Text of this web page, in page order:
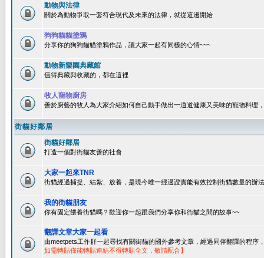
動物與法律
關於為動物爭取一套符合現代及未來的法律，就從這邊開始
狗狗貓貓塗鴉
分享你的狗狗貓貓塗鴉作品，讓大家一起有同樣的心情~~~
動物新樂園典藏館
值得典藏與收藏的，都在這裡
牧人寵物廚房
善於廚藝的牧人為大家介紹如何自己動手做出一道道健康又美味的寵物料理
街貓好鄰居
街貓好鄰居
打造一個對街貓友善的社會
大家一起來TNR
街貓經過捕捉、結紮、放養，是現今唯一經過證實能有效控制街貓數量的辦
我的街貓朋友
你有固定餵養街貓嗎？歡迎你一起跟我們分享你和街貓之間的故事~~
翻譯文章大家一起看
由meetpets工作群一起尋找有關街貓的國外參考文章，經過同伴翻譯的程序
如需轉貼僅能轉貼連結不得轉貼全文，敬請配合】